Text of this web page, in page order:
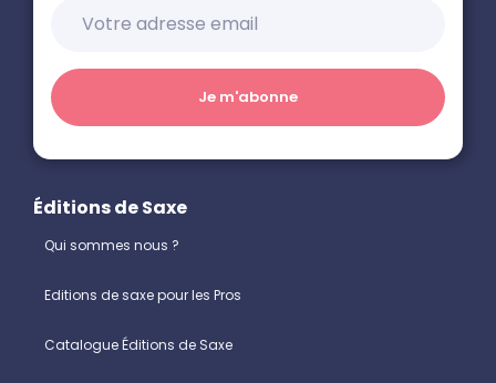
Éditions de Saxe
Qui sommes nous ?
Editions de saxe pour les Pros
Catalogue Éditions de Saxe